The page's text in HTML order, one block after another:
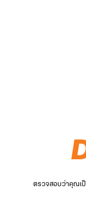
ตรวจสอบว่าคุณเ